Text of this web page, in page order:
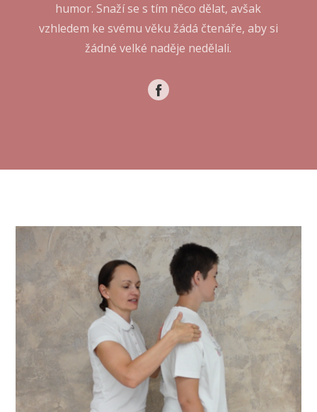
humor. Snaží se s tím něco dělat, avšak
vzhledem ke svému věku žádá čtenáře, aby si
žádné velké naděje nedělali.